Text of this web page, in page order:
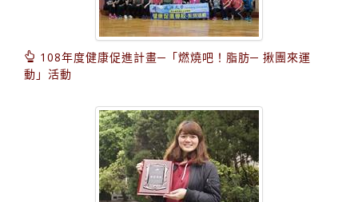
108年度健康促進計畫─「燃燒吧！脂肪─ 揪團來運
動」活動